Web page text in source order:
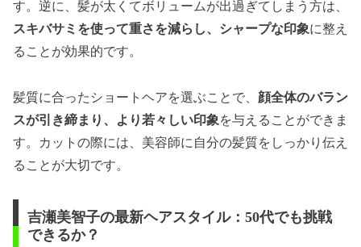
す。逆に、髪が太くてボリュームが出過ぎてしまう方は、
スキバサミを使って重さを減らし、シャープな印象に整え
ることが効果的です。
髪質に合ったショートヘアを選ぶことで、 顔全体のバラン
スが引き締まり、より若々しい印象を与えることができま
す。カットの際には、美容師に自分の髪質をしっかり伝え
ることが大切です。
吉瀬美智子の最新ヘアスタイル：50代でも挑戦
できるか？